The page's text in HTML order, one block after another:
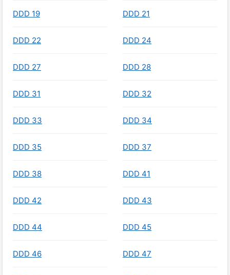
DDD 19 DDD 21
DDD 22 DDD 24
DDD 27 DDD 28
DDD 31 DDD 32
DDD 33 DDD 34
DDD 35 DDD 37
DDD 38 DDD 41
DDD 42 DDD 43
DDD 44 DDD 45
DDD 46 DDD 47